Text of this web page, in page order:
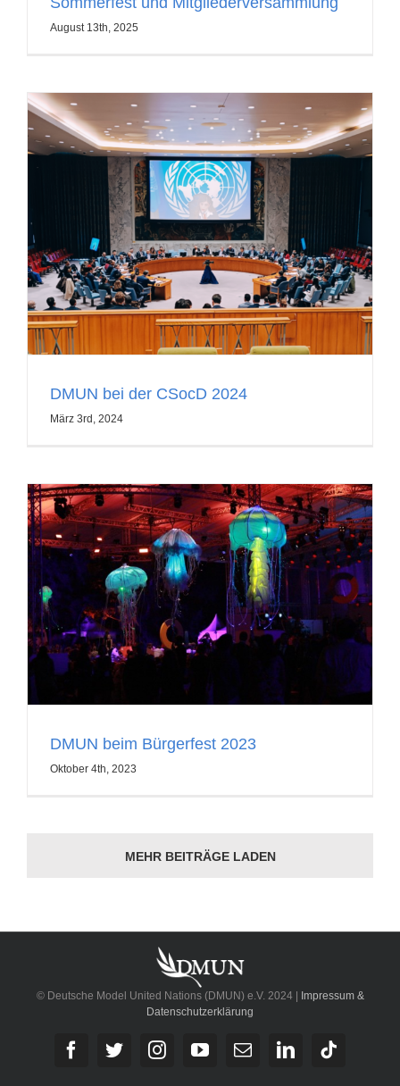
August 13th, 2025
DMUN bei der CSocD 2024
März 3rd, 2024
DMUN beim Bürgerfest 2023
Oktober 4th, 2023
MEHR BEITRÄGE LADEN
© Deutsche Model United Nations (DMUN) e.V. 2024 | Impressum &
Datenschutzerklärung
Facebook
TwitterInstagram
YouTube
E-
LinkedIn